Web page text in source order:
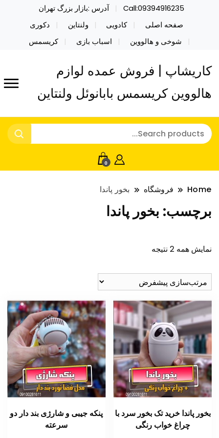
Call:09394916235
آدرس :بازار بزرگ تهران
صفحه اصلی
کادویی ولنتاین
دکوری
شوخی و هالووین
اسباب بازی کریسمس
کاریشاپ | فروش عمده لوازم
هالووین کریسمس بابانوئل ولنتاین
0
Home فروشگاه بخور پاندا
برچسب: بخور پاندا
نمایش همه 2 نتیجه
بخور پاندا خرید تک بخور سرد با
چراغ خواب رنگی
پنکه جیبی و شارژی بند دار دو
سرعته